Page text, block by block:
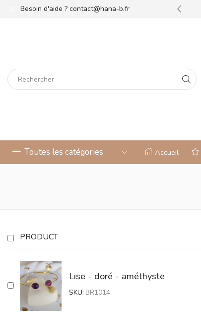
Besoin d'aide ? contact@hana-b.fr
bijouterie ! Découvrez
Toutes les catégories Accueil
PRODUCT
Lise - doré - améthyste
SKU: BR1014